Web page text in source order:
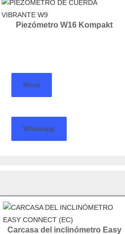
Piezómetro W16 Kompakt
filtros
Whatsapp
Carcasa del inclinómetro Easy